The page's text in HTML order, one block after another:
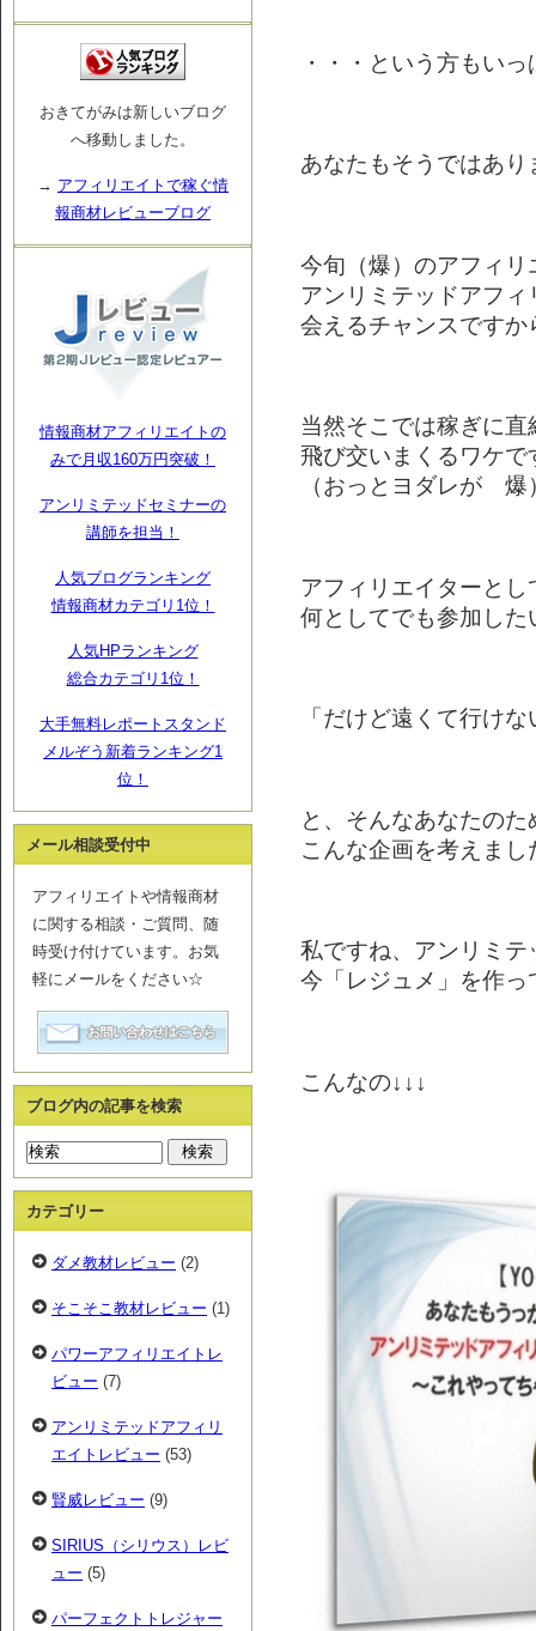
・・・という方もい
あなたもそうではあり
今旬（爆）のアフィ
アンリミテッドアフ
会えるチャンスですか
当然そこでは稼ぎに
飛び交いまくるワケ
（おっとヨダレが 爆
アフィリエイターとし
何としてでも参加し
「だけど遠くて行け
と、そんなあなたのた
こんな企画を考えま
私ですね、アンリミ
今「レジュメ」を作
こんなの↓↓↓
おきてがみは新しいブログ
へ移動しました。
→ アフィリエイトで稼ぐ情
報商材レビューブログ
情報商材アフィリエイトの
みで月収160万円突破！
アンリミテッドセミナーの
講師を担当！
人気ブログランキング
情報商材カテゴリ1位！
人気HPランキング
総合カテゴリ1位！
大手無料レポートスタンド
メルぞう新着ランキング1
位！
メール相談受付中
アフィリエイトや情報商材
に関する相談・ご質問、随
時受け付けています。お気
軽にメールをください☆
ブログ内の記事を検索
カテゴリー
ダメ教材レビュー (2)
そこそこ教材レビュー (1)
パワーアフィリエイトレ
ビュー (7)
アンリミテッドアフィリ
エイトレビュー (53)
賢威レビュー (9)
SIRIUS（シリウス）レビ
ュー (5)
パーフェクトトレジャー